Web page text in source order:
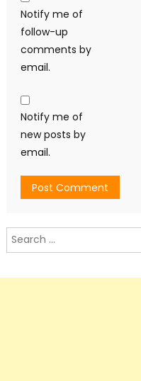
Notify me of
follow-up
comments by
email.
Notify me of
new posts by
email.
Search
for: